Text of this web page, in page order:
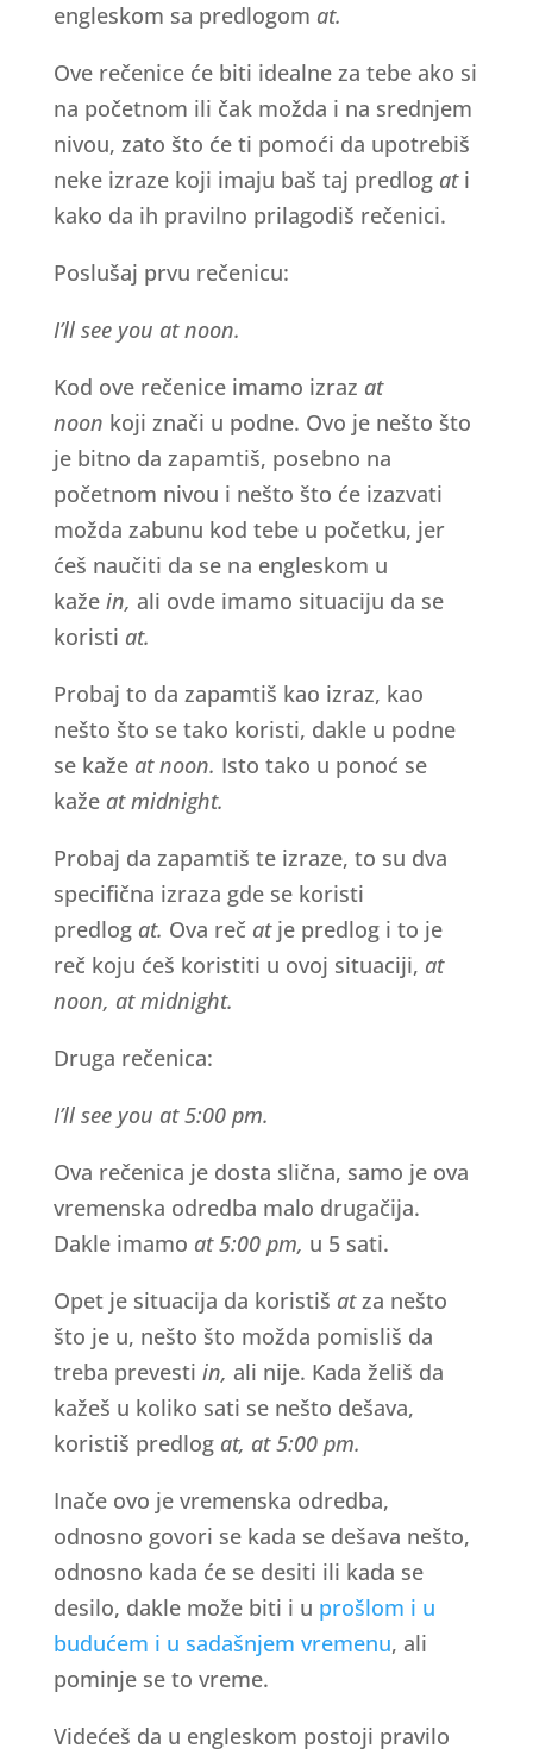
engleskom sa predlogom at.
Ove rečenice će biti idealne za tebe ako si
na početnom ili čak možda i na srednjem
nivou, zato što će ti pomoći da upotrebiš
neke izraze koji imaju baš taj predlog at i
kako da ih pravilno prilagodiš rečenici.
Poslušaj prvu rečenicu:
I’ll see you at noon.
Kod ove rečenice imamo izraz at
noon koji znači u podne. Ovo je nešto što
je bitno da zapamtiš, posebno na
početnom nivou i nešto što će izazvati
možda zabunu kod tebe u početku, jer
ćeš naučiti da se na engleskom u
kaže in, ali ovde imamo situaciju da se
koristi at.
Probaj to da zapamtiš kao izraz, kao
nešto što se tako koristi, dakle u podne
se kaže at noon. Isto tako u ponoć se
kaže at midnight.
Probaj da zapamtiš te izraze, to su dva
specifična izraza gde se koristi
predlog at. Ova reč at je predlog i to je
reč koju ćeš koristiti u ovoj situaciji, at
noon, at midnight.
Druga rečenica:
I’ll see you at 5:00 pm.
Ova rečenica je dosta slična, samo je ova
vremenska odredba malo drugačija.
Dakle imamo at 5:00 pm, u 5 sati.
Opet je situacija da koristiš atza nešto
što je u, nešto što možda pomisliš da
treba prevesti in, ali nije. Kada želiš da
kažeš u koliko sati se nešto dešava,
koristiš predlog at, at 5:00 pm.
Inače ovo je vremenska odredba,
odnosno govori se kada se dešava nešto,
odnosno kada će se desiti ili kada se
desilo, dakle može biti i u prošlom i u
budućem i u sadašnjem vremenu, ali
pominje se to vreme.
Videćeš da u engleskom postoji pravilo